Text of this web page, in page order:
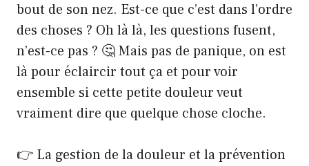
bout de son nez. Est-ce que c’est dans l’ordre
des choses ? Oh là là, les questions fusent,
n’est-ce pas ? 🤔 Mais pas de panique, on est
là pour éclaircir tout ça et pour voir
ensemble si cette petite douleur veut
vraiment dire que quelque chose cloche.
👉 La gestion de la douleur et la prévention